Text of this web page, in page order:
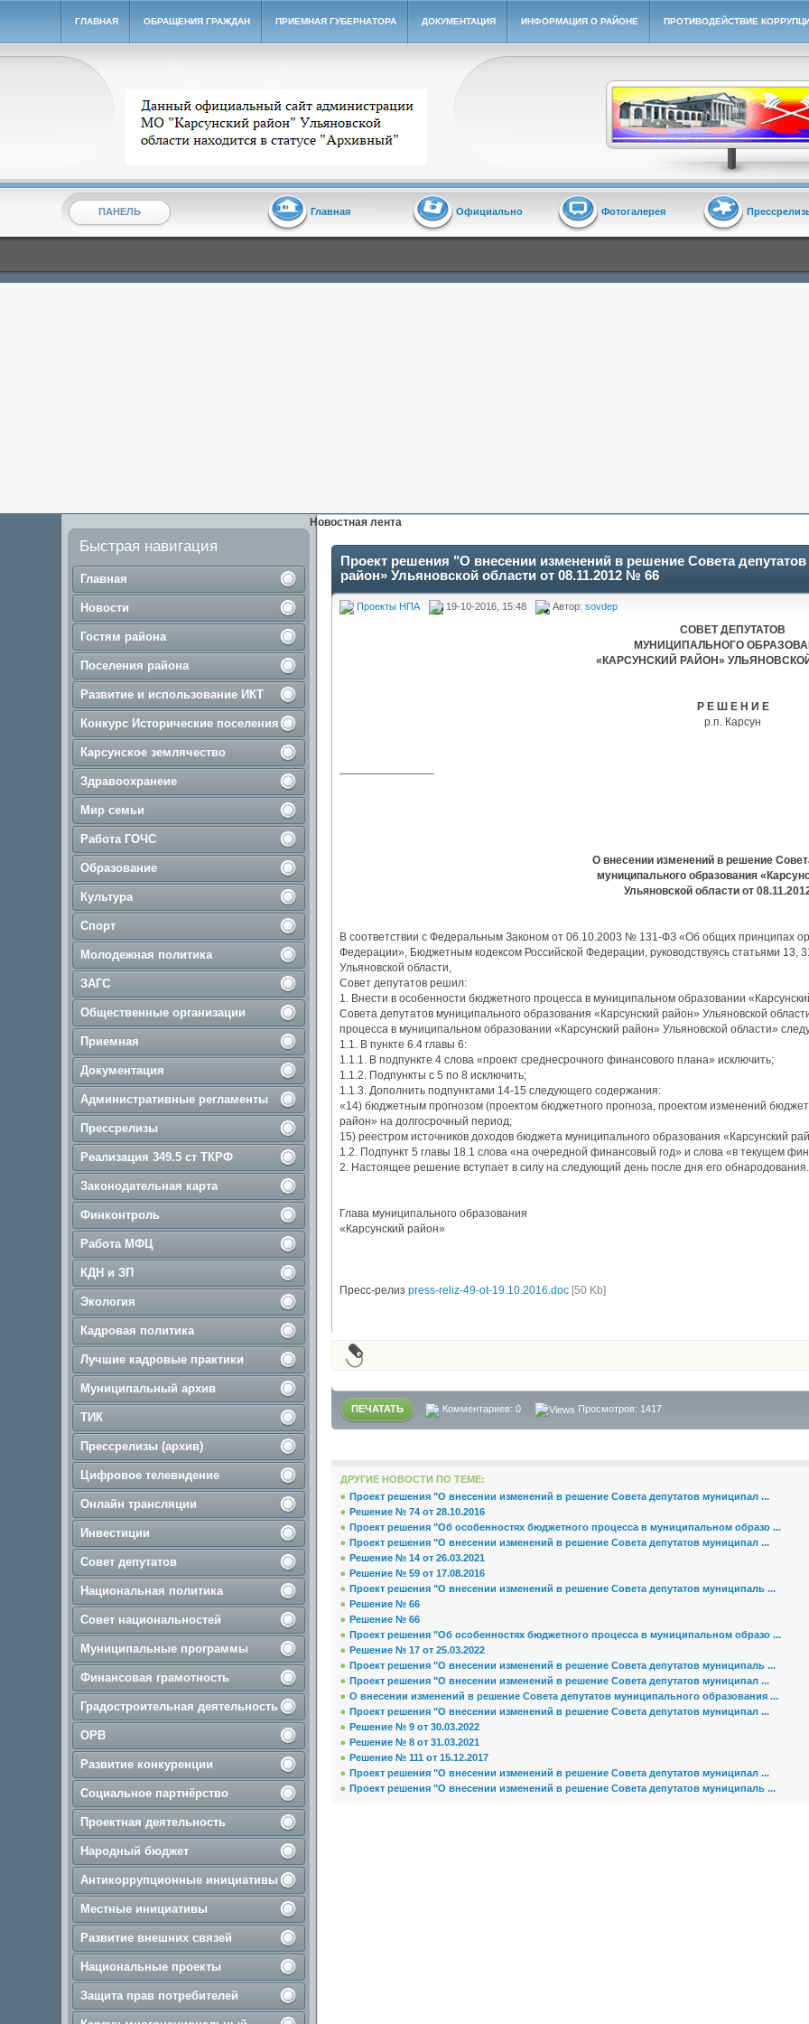
ГЛАВНАЯ ОБРАЩЕНИЯ ГРАЖДАН ПРИЕМНАЯ ГУБЕРНАТОРА ДОКУМЕНТАЦИЯ ИНФОРМАЦИЯ О РАЙОНЕ ПРОТИВОДЕЙСТВИЕ
Архивный сайт администрации МО "Карсунский район"
ПАНЕЛЬ Главная Официально Фотогалерея
Быстрая навигация
Главная
Новости
Гостям района
Поселения района
Развитие и использование ИКТ
Конкурс Исторические поселения
Карсунское землячество
Здравоохранеие
Мир семьи
Работа ГОЧС
Образование
Культура
Спорт
Молодежная политика
ЗАГС
Общественные организации
Приемная
Документация
Административные регламенты
Прессрелизы
Реализация 349.5 ст ТКРФ
Законодательная карта
Финконтроль
Работа МФЦ
КДН и ЗП
Экология
Кадровая политика
Лучшие кадровые практики
Муниципальный архив
ТИК
Прессрелизы (архив)
Цифровое телевидение
Онлайн трансляции
Инвестиции
Совет депутатов
Национальная политика
Совет национальностей
Муниципальные программы
Финансовая грамотность
Градостроительная деятельность
ОРВ
Развитие конкуренции
Социальное партнёрство
Проектная деятельность
Народный бюджет
Антикоррупционные инициативы
Местные инициативы
Развитие внешних связей
Национальные проекты
Защита прав потребителей
Новостная лента
Проект решения "О внесении изменений в решение Совета
район» Ульяновской области от 08.11.2012 № 66
Проекты НПА 19-10-2016, 15:48 Автор:sovdep
СОВЕТ ДЕПУТАТОВ
МУНИЦИПАЛЬНОГО
«КАРСУНСКИЙ РАЙОН»
Р Е Ш Е Н И Е
р.п. Карсун
О внесении изменений в решение
муниципального образования
Ульяновской области от
В соответствии с Федеральным Законом от 06.10.2003 № 131-ФЗ «Об общих принципах
Федерации», Бюджетным кодексом Российской Федерации, руководствуясь статьями 13,
Ульяновской области,
Совет депутатов решил:
1. Внести в особенности бюджетного процесса в муниципальном образовании
Совета депутатов муниципального образования «Карсунский район» Ульяновской
процесса в муниципальном образовании «Карсунский район» Ульяновской области»
1.1. В пункте 6.4 главы 6:
1.1.1. В подпункте 4 слова «проект среднесрочного финансового плана» исключить;
1.1.2. Подпункты с 5 по 8 исключить;
1.1.3. Дополнить подпунктами 14-15 следующего содержания:
«14) бюджетным прогнозом (проектом бюджетного прогноза, проектом изменений
район» на долгосрочный период;
15) реестром источников доходов бюджета муниципального образования «Карсунский
1.2. Подпункт 5 главы 18.1 слова «на очередной финансовый год» и слова «в текущем
2. Настоящее решение вступает в силу на следующий день после дня его обнародования.
Глава муниципального образования
«Карсунский район»
Пресс-релизpress-reliz-49-ot-19.10.2016.doc [50 Kb]
ПЕЧАТАТЬ Комментариев:0 Просмотров: 1417
ДРУГИЕ НОВОСТИ ПО ТЕМЕ:
Проект решения "О внесении изменений в решение Совета депутатов муниципал ...
Решение № 74 от 28.10.2016
Проект решения "Об особенностях бюджетного процесса в муниципальном образо ...
Проект решения "О внесении изменений в решение Совета депутатов муниципал ...
Решение № 14 от 26.03.2021
Решение № 59 от 17.08.2016
Проект решения "О внесении изменений в решение Совета депутатов муниципаль ...
Решение № 66
Решение № 66
Проект решения "Об особенностях бюджетного процесса в муниципальном образо ...
Решение № 17 от 25.03.2022
Проект решения "О внесении изменений в решение Совета депутатов муниципаль ...
Проект решения "О внесении изменений в решение Совета депутатов муниципал ...
О внесении изменений в решение Совета депутатов муниципального образования ...
Проект решения "О внесении изменений в решение Совета депутатов муниципал ...
Решение № 9 от 30.03.2022
Решение № 8 от 31.03.2021
Решение № 111 от 15.12.2017
Проект решения "О внесении изменений в решение Совета депутатов муниципал ...
Проект решения "О внесении изменений в решение Совета депутатов муниципаль ...